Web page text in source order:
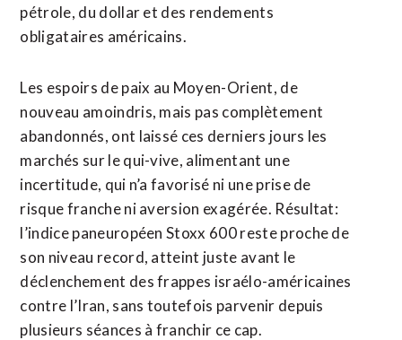
pétrole, du dollar ‌et des rendements
obligataires américains.
Les espoirs de ‌paix au Moyen-Orient, de
nouveau amoindris, mais pas complètement
abandonnés, ont laissé ces derniers jours les
marchés sur le qui-vive, alimentant une
incertitude, qui n’a favorisé ni une prise de
risque franche ni aversion exagérée. Résultat:
l’indice paneuropéen Stoxx 600 reste proche de
son niveau record, atteint juste avant le
déclenchement des frappes israélo-américaines
contre l’Iran, sans toutefois ​parvenir depuis
plusieurs séances à franchir ce cap.